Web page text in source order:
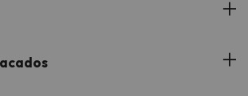
medios